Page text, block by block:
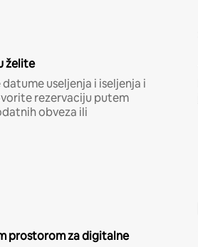
želite
useljenja i iseljenja i
rezervaciju putem
obveza ili
prostorom za digitalne